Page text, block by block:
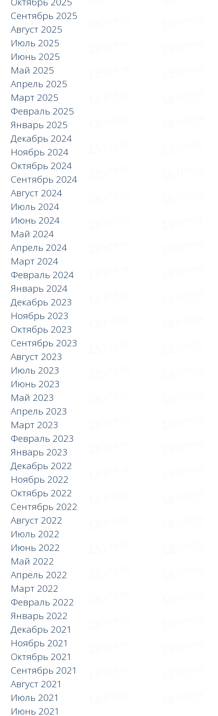
Сентябрь 2025
Август 2025
Июль 2025
Июнь 2025
Май 2025
Апрель 2025
Март 2025
Февраль 2025
Январь 2025
Декабрь 2024
Ноябрь 2024
Октябрь 2024
Сентябрь 2024
Август 2024
Июль 2024
Июнь 2024
Май 2024
Апрель 2024
Март 2024
Февраль 2024
Январь 2024
Декабрь 2023
Ноябрь 2023
Октябрь 2023
Сентябрь 2023
Август 2023
Июль 2023
Июнь 2023
Май 2023
Апрель 2023
Март 2023
Февраль 2023
Январь 2023
Декабрь 2022
Ноябрь 2022
Октябрь 2022
Сентябрь 2022
Август 2022
Июль 2022
Июнь 2022
Май 2022
Апрель 2022
Март 2022
Февраль 2022
Январь 2022
Декабрь 2021
Ноябрь 2021
Октябрь 2021
Сентябрь 2021
Август 2021
Июль 2021
Июнь 2021